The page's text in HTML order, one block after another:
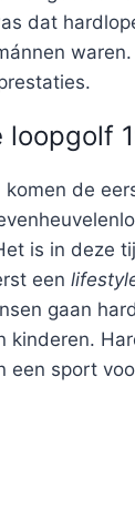
dat
loopgolf
komen de
is in deze
een
gaan
kinderen.
een sport